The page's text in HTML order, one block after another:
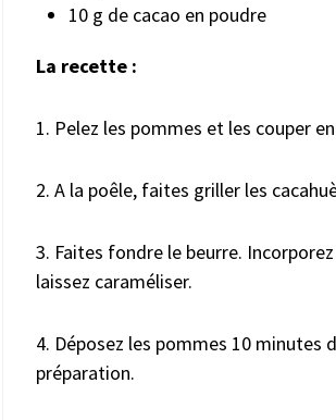
10 g de cacao en poudre
La recette :
1. Pelez les pommes et les couper
2. A la poêle, faites griller les
3. Faites fondre le beurre.
laissez caraméliser.
4. Déposez les pommes 10 minutes
préparation.